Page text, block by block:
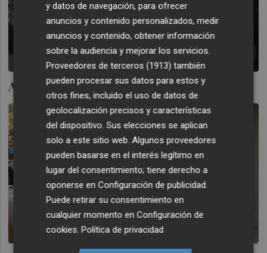
Anti-elogio de una fila
y datos de navegación, para ofrecer
anuncios y contenido personalizados, medir
anuncios y contenido, obtener información
sobre la audiencia y mejorar los servicios.
Proveedores de terceros (1913) también
pueden procesar sus datos para estos y
otros fines, incluido el uso de datos de
geolocalización precisos y características
del dispositivo. Sus elecciones se aplican
solo a este sitio web. Algunos proveedores
pueden basarse en el interés legítimo en
lugar del consentimiento; tiene derecho a
oponerse enConfiguración de publicidad.
Puede retirar su consentimiento en
cualquier momento enConfiguración de
cookies.Política de privacidad